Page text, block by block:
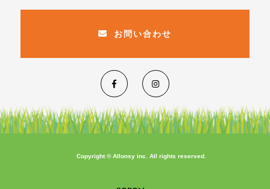
お問い合わせ
Copyright © Allonsy inc. All rights reserved.